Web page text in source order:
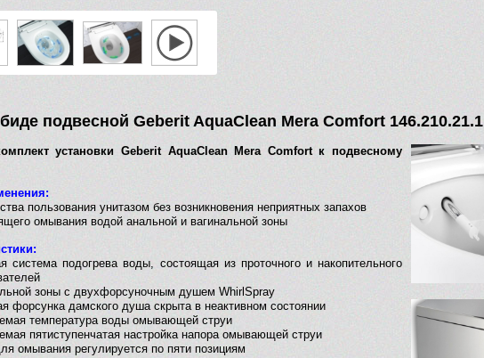
подвесной Geberit AquaClean Mera Comfort 146.210.21.1
установки Geberit AquaClean Mera Comfort к подвесному
пользования унитазом без возникновения неприятных запахов
омывания водой анальной и вагинальной зоны
система подогрева воды, состоящая из проточного и накопительного
зоны с двухфорсуночным душем WhirlSpray
форсунка дамского душа скрыта в неактивном состоянии
температура воды омывающей струи
пятиступенчатая настройка напора омывающей струи
омывания регулируется по пяти позициям